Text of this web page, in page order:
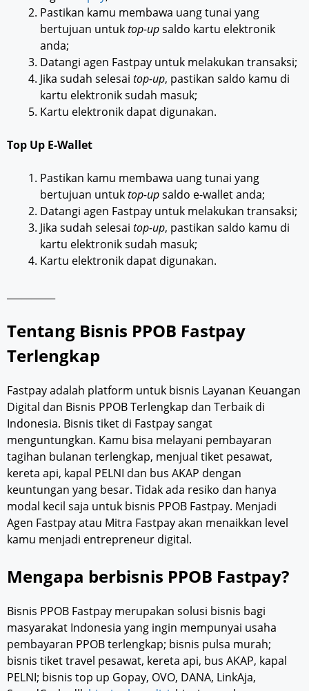
Pastikan kamu membawa uang tunai yang
bertujuan untuktop-upsaldo kartu elektronik
anda;
Datangi agen Fastpay untuk melakukan transaksi;
Jika sudah selesai top-up, pastikan saldo kamu di
kartu elektronik sudah masuk;
Kartu elektronik dapat digunakan.
Top Up E-Wallet
Pastikan kamu membawa uang tunai yang
bertujuan untuktop-upsaldo e-wallet anda;
Datangi agen Fastpay untuk melakukan transaksi;
Jika sudah selesai top-up, pastikan saldo kamu di
kartu elektronik sudah masuk;
Kartu elektronik dapat digunakan.
Tentang Bisnis PPOB Fastpay
Terlengkap
Fastpay adalah platform untuk bisnis Layanan Keuangan
Digital dan Bisnis PPOB Terlengkap dan Terbaik di
Indonesia. Bisnis tiket di Fastpay sangat
menguntungkan. Kamu bisa melayani pembayaran
tagihan bulanan terlengkap, menjual tiket pesawat,
kereta api, kapal PELNI dan bus AKAP dengan
keuntungan yang besar. Tidak ada resiko dan hanya
modal kecil saja untuk bisnis PPOB Fastpay. Menjadi
Agen Fastpay atau Mitra Fastpay akan menaikkan level
kamu menjadi entrepreneur digital.
Mengapa berbisnis PPOB Fastpay?
Bisnis PPOB Fastpay merupakan solusi bisnis bagi
masyarakat Indonesia yang ingin mempunyai usaha
pembayaran PPOB terlengkap; bisnis pulsa murah;
bisnis tiket travel pesawat, kereta api, bus AKAP, kapal
PELNI; bisnis top up Gopay, OVO, DANA, LinkAja,